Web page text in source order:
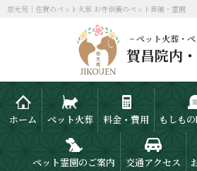
慈光苑｜佐賀のペット火葬 お寺供養のペット葬儀・霊園
− ペット火葬・
賀昌院内
ホーム ペット火葬 料金・費用 もしも
ペット霊園のご案内 交通アクセス